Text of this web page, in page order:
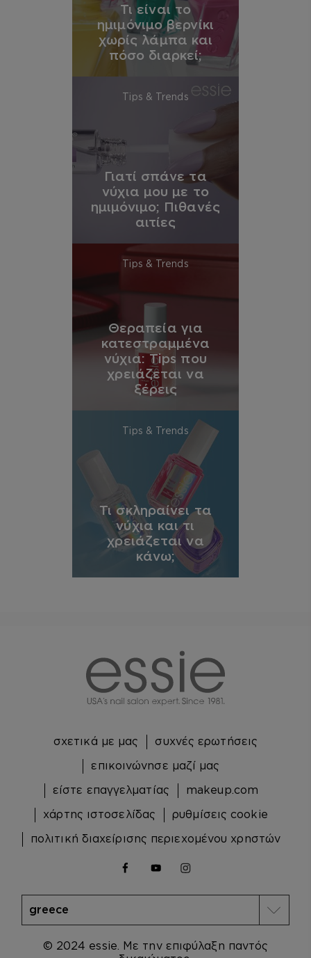
Τι είναι το
ημιμόνιμο βερνίκι
χωρίς λάμπα και
πόσο διαρκεί;
Tips & Trends
Γιατί σπάνε τα
νύχια μου με το
ημιμόνιμο; Πιθανές
αιτίες
Tips & Trends
Θεραπεία για
κατεστραμμένα
νύχια: Tips που
χρειάζεται να
ξέρεις
Tips & Trends
Τι σκληραίνει τα
νύχια και τι
χρειάζεται να
κάνω;
© 2024 essie. Με την επιφύλαξη παντός
σχετικά με μας
συχνές ερωτήσεις
επικοινώνησε μαζί μας
είστε επαγγελματίας
makeup.com
χάρτης ιστοσελίδας
ρυθμίσεις cookie
πολιτική διαχείρισης περιεχομένου χρηστών
facebookyoutubeinstagram